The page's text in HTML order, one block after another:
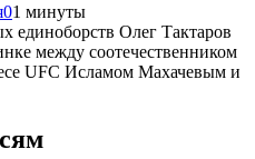
01 минуты
единоборств Олег Тактаров
между соотечественником
UFC Исламом Махачевым и